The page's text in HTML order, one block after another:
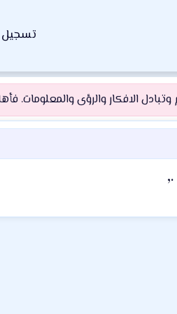
تسجيل
الافكار والرؤى والمعلومات.